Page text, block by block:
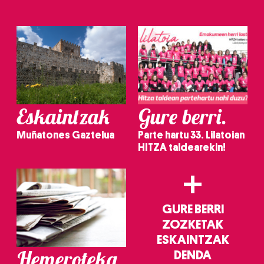
Eskaintzak
Muñatones Gaztelua
Gure berri.
Parte hartu 33. Lilatoian
HITZA taldearekin!
+
GURE BERRI
ZOZKETAK
ESKAINTZAK
DENDA